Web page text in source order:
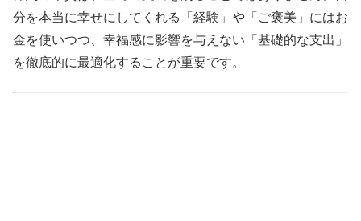
分を本当に幸せにしてくれる「経験」や「ご褒美」にはお
金を使いつつ、幸福感に影響を与えない「基礎的な支出」
を徹底的に最適化することが重要です。